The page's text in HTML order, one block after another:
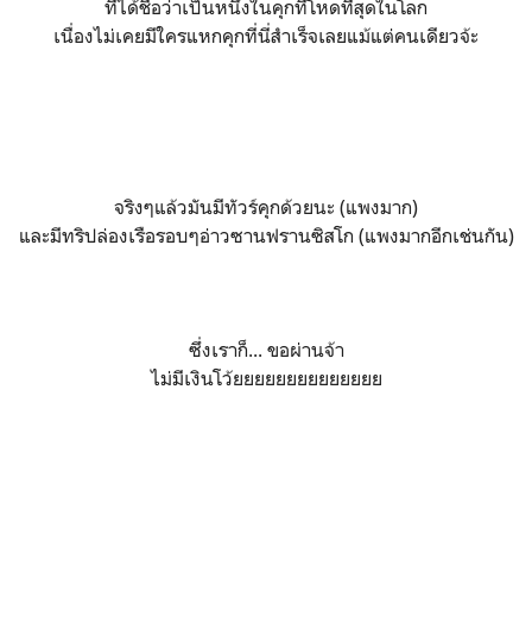
ที่ได้ชื่อว่าเป็นหนึ่งในคุกที่โหดที่่สุดในโลก
เนื่องไม่เคยมีใครแหกคุกที่นี่สำเร็จเลยแม้แต่คนเดียวจ้ะ
จริงๆแล้วมันมีทัวร์คุกด้วยนะ (แพงมาก)
และมีทริปล่องเรือรอบๆอ่าวซานฟรานซิสโก (แพงมากอีกเช่นกัน)
ซึ่งเราก็... ขอผ่านจ้า
ไม่มีเงินโว้ยยยยยยยยยยยยยย